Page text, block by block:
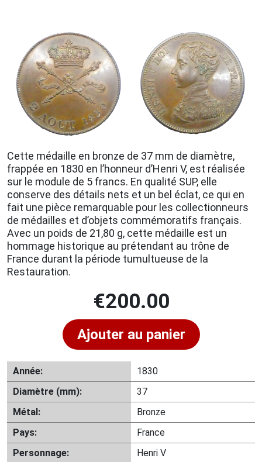
Cette médaille en bronze de 37 mm de diamètre,
frappée en 1830 en l’honneur d’Henri V, est réalisée
sur le module de 5 francs. En qualité SUP, elle
conserve des détails nets et un bel éclat, ce qui en
fait une pièce remarquable pour les collectionneurs
de médailles et d’objets commémoratifs français.
Avec un poids de 21,80 g, cette médaille est un
hommage historique au prétendant au trône de
France durant la période tumultueuse de la
Restauration.
€200.00
Ajouter au panier
Année:
1830
Diamètre (mm):
37
Métal:
Bronze
Pays:
France
Personnage:
Henri V